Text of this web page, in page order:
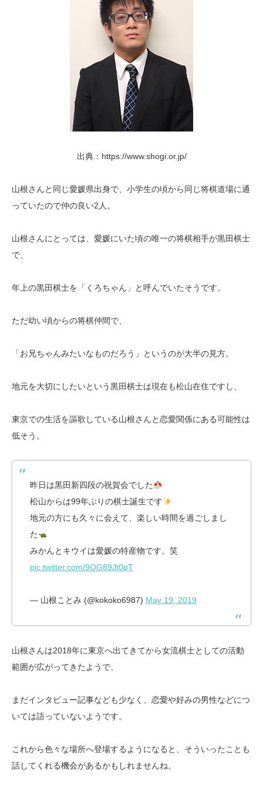
出典：https://www.shogi.or.jp/
山根さんと同じ愛媛県出身で、小学生の頃から同じ将棋道場に通
っていたので仲の良い2人。
山根さんにとっては、愛媛にいた頃の唯一の将棋相手が黒田棋士
で、
年上の黒田棋士を「くろちゃん」と呼んでいたそうです。
ただ幼い頃からの将棋仲間で、
「お兄ちゃんみたいなものだろう」というのが大半の見方。
地元を大切にしたいという黒田棋士は現在も松山在住ですし、
東京での生活を謳歌している山根さんと恋愛関係にある可能性は
低そう。
昨日は黒田新四段の祝賀会でした
松山からは99年ぶりの棋士誕生です
地元の方にも久々に会えて、楽しい時間を過ごしまし
た
みかんとキウイは愛媛の特産物です。笑
pic.twitter.com/9QG89Jt0pT
— 山根ことみ (@kokoko6987) May 19, 2019
山根さんは2018年に東京へ出てきてから女流棋士としての活動
範囲が広がってきたようで、
まだインタビュー記事なども少なく、恋愛や好みの男性などにつ
いては語っていないようです。
これから色々な場所へ登場するようになると、そういったことも
話してくれる機会があるかもしれませんね。